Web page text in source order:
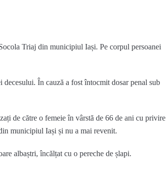
Triaj din municipiul Iași. Pe corpul persoanei
În cauză a fost întocmit dosar penal sub
de către o femeie în vârstă de 66 de ani cu privire
municipiul Iași și nu a mai revenit.
albaștri, încălțat cu o pereche de șlapi.